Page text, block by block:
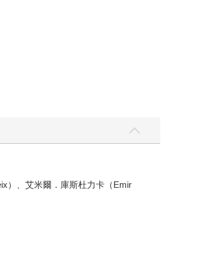
）、艾米爾．庫斯杜力卡（Emir